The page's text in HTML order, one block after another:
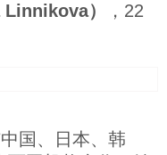
）
，22
国、日本、韩